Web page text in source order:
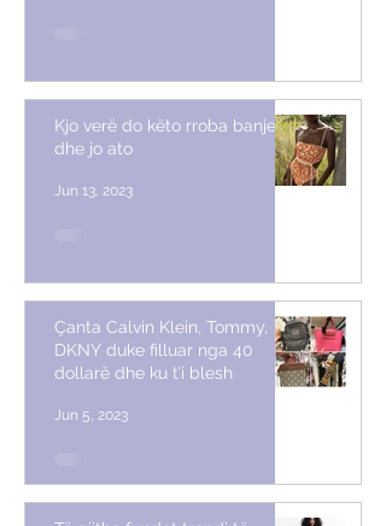
Kjo verë do këto rroba banje
dhe jo ato
Jun 13, 2023
Çanta Calvin Klein, Tommy,
DKNY duke filluar nga 40
dollarë dhe ku t’i blesh
Jun 5, 2023